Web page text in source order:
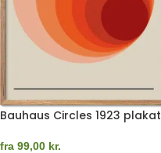
Bauhaus Circles 1923 plakat
fra 99,00 kr.